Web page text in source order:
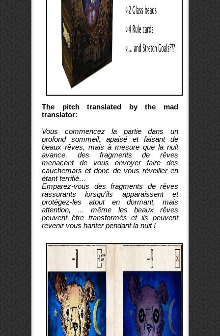
The pitch translated by the mad
translator:
Vous commencez la partie dans un
profond sommeil, apaisé et faisant de
beaux rêves, mais à mesure que la nuit
avance, des fragments de rêves
menacent de vous envoyer faire des
cauchemars et donc de vous réveiller en
étant terrifié…
Emparez-vous des fragments de rêves
rassurants lorsqu'ils apparaissent et
protégez-les atout en dormant, mais
attention, … même les beaux rêves
peuvent être transformés et ils peuvent
revenir vous hanter pendant la nuit !